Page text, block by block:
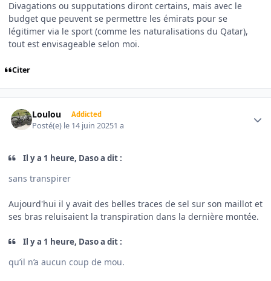
Divagations ou supputations diront certains, mais avec le
budget que peuvent se permettre les émirats pour se
légitimer via le sport (comme les naturalisations du Qatar),
tout est envisageable selon moi.
Citer
Loulou Addicted
Posté(e) le 14 juin 20251 a
Il y a 1 heure, Daso a dit :
sans transpirer
Aujourd'hui il y avait des belles traces de sel sur son maillot et
ses bras reluisaient la transpiration dans la dernière montée.
Il y a 1 heure, Daso a dit :
qu’il n’a aucun coup de mou.